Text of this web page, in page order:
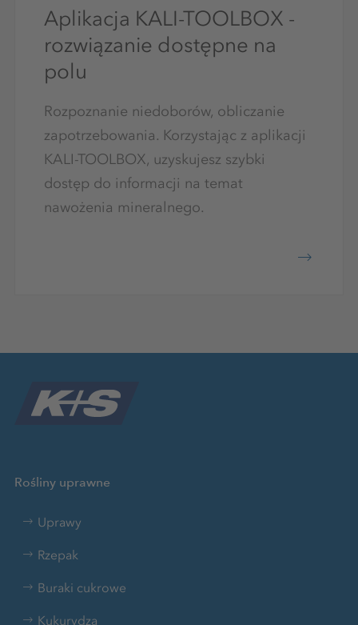
Aplikacja KALI-TOOLBOX -
rozwiązanie dostępne na
polu
Rozpoznanie niedoborów, obliczanie
zapotrzebowania. Korzystając z aplikacji
KALI-TOOLBOX, uzyskujesz szybki
dostęp do informacji na temat
nawożenia mineralnego.
Rośliny uprawne
Uprawy
Rzepak
Buraki cukrowe
Kukurydza